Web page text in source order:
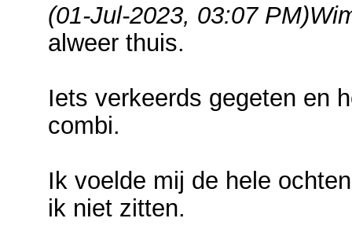
(01-Jul-2023, 03:07 PM)
alweer thuis.
Iets verkeerds gegeten en
combi.
Ik voelde mij de hele
ik niet zitten.